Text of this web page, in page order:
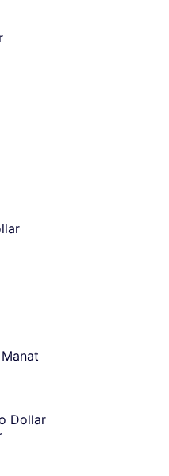
Dollar